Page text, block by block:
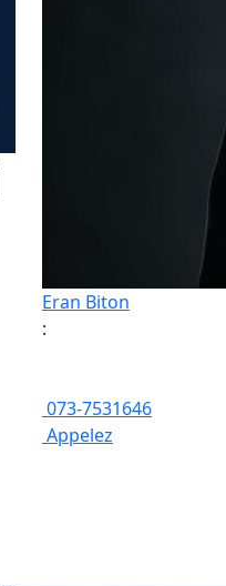
Eran Biton
:
073-7531646
Appelez